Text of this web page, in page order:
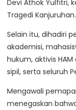
Devi Athok Yulfitri,
Tragedi Kanjuruhan.
Selain itu, dihadiri
akademisi,
hukum, aktivis
sipil, serta seluruh
Mengawali
menegaskan